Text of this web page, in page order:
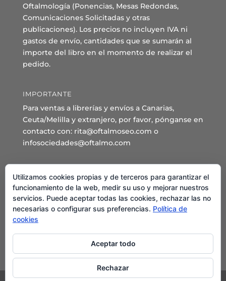
Oftalmología (Ponencias, Mesas Redondas,
Comunicaciones Solicitadas y otras
publicaciones). Los precios no incluyen IVA ni
gastos de envío, cantidades que se sumarán al
importe del libro en el momento de realizar el
pedido.
IMPORTANTE
Para ventas a librerías y envíos a Canarias,
Ceuta/Melilla y extranjero, por favor, pónganse en
contacto con: rita@oftalmoseo.com o
infosociedades@oftalmo.com
Sede Administrativa y Secretaría General
C/ Arcipreste de Hita 14 – 1º Derecha.
28015 – Madrid
Teléfono: 91 544 80 35 - 91 544 58 79
Mail:
Utilizamos cookies propias y de terceros para garantizar el
funcionamiento de la web, medir su uso y mejorar nuestros
servicios. Puede aceptar todas las cookies, rechazar las no
necesarias o configurar sus preferencias. Política de
cookies
Aceptar todo
Rechazar